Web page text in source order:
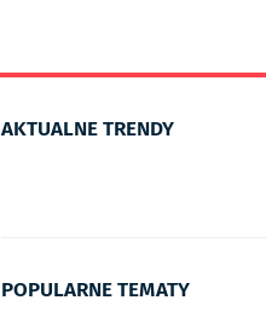
AKTUALNE TRENDY
POPULARNE TEMATY